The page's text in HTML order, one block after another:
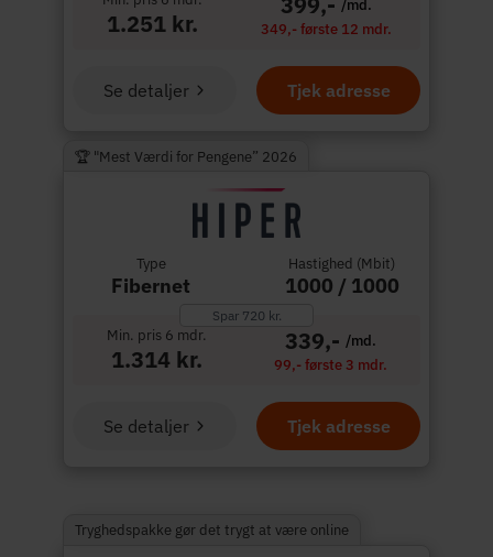
1.251 kr.
/md.
349,- første 12 mdr.
Tjek adresse
Se detaljer
🏆 "Mest Værdi for Pengene” 2026
Type
Fibernet
Hastighed (Mbit)
1000 / 1000
Spar 720 kr.
Min. pris 6 mdr.
1.314 kr.
339,- /md.
99,- første 3 mdr.
Tjek adresse
Se detaljer
Tryghedspakke gør det trygt at være online